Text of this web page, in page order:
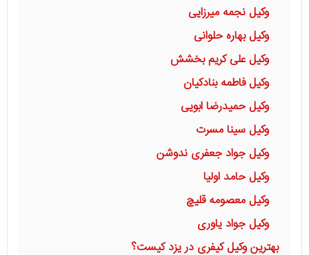
وکیل نجمه میرزایی
وکیل بهاره حلوانی
وکیل علی کریم بخشش
وکیل فاطمه بنادکیان
وکیل حمیدرضا ابویی
وکیل سینا مسرت
وکیل جواد جعفری ندوشن
وکیل حامد اولیا
وکیل معصومه قلیچ
وکیل جواد یاوری
بهترین وکیل کیفری در یزد کیست؟